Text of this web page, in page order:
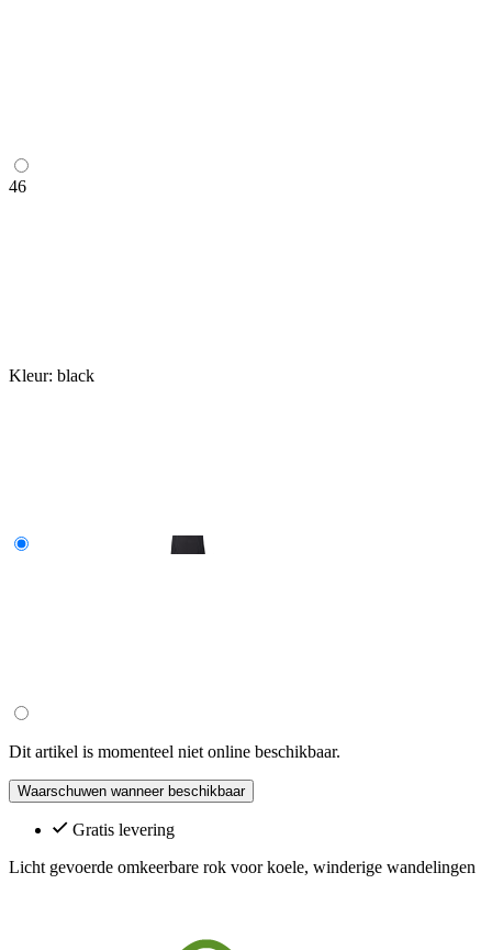
46
Kleur: black
Dit artikel is momenteel niet online beschikbaar.
Waarschuwen wanneer beschikbaar
Gratis levering
Licht gevoerde omkeerbare rok voor koele, winderige wandelingen